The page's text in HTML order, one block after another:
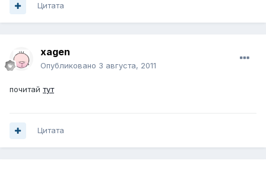
Цитата
xagen
Опубликовано 3 августа, 2011
почитай тут
Цитата